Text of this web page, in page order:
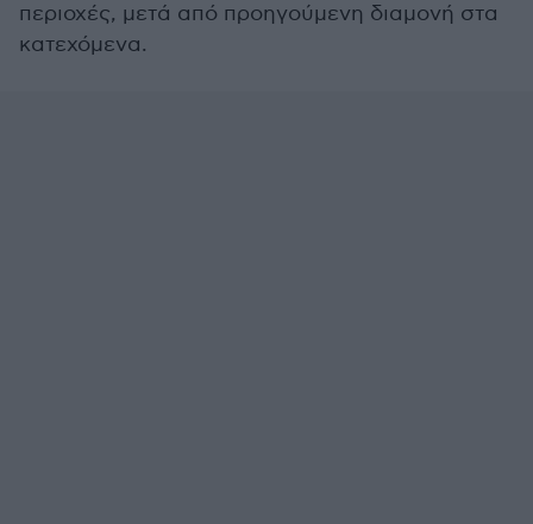
περιοχές, μετά από προηγούμενη διαμονή στα
κατεχόμενα.